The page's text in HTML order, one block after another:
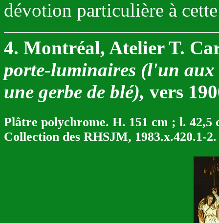
dévotion particulière à
4. Montréal, Atelier T.
porte-luminaires (l'un aux
une gerbe de blé), vers
Plâtre polychrome. H. 151 cm ; l. 42,5
Collection des RHSJM, 1983.x.420.1-2.